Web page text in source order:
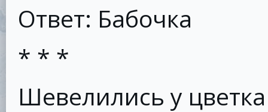
Ответ: Бабочка
* * *
Шевелились у цветка